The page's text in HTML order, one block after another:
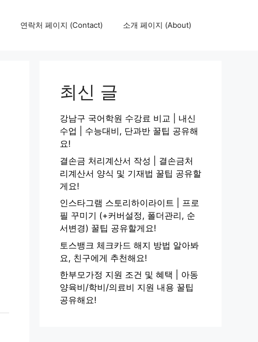
연락처 페이지 (Contact) 소개 페이지 (About)
최신 글
강남구 국어학원 수강료 비교 | 내신
수업 | 수능대비, 단과반 꿀팁 공유해
요!
결손금 처리계산서 작성 | 결손금처
리계산서 양식 및 기재법 꿀팁 공유할
게요!
인스타그램 스토리하이라이트 | 프로
필 꾸미기 (+커버설정, 폴더관리, 순
서변경) 꿀팁 공유할게요!
토스뱅크 체크카드 해지 방법 알아봐
요, 친구에게 추천해요!
한부모가정 지원 조건 및 혜택 | 아동
양육비/학비/의료비 지원 내용 꿀팁
공유해요!